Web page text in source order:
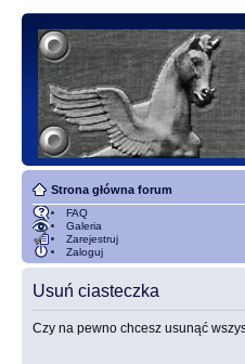
Strona główna forum
FAQ
Galeria
Zarejestruj
Zaloguj
Usuń ciasteczka
Czy na pewno chcesz usunąć